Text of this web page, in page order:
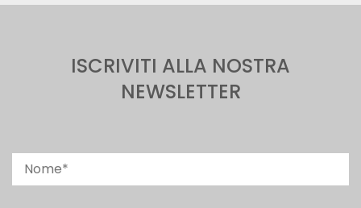
ISCRIVITI ALLA NOSTRA
NEWSLETTER